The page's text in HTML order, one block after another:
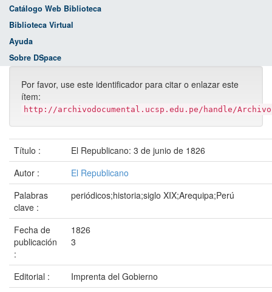
Catálogo Web Biblioteca
Biblioteca Virtual
Ayuda
Sobre DSpace
Por favor, use este identificador para citar o enlazar este
ítem:
http://archivodocumental.ucsp.edu.pe/handle/
Título :
El Republicano: 3 de junio de 1826
Autor :
El Republicano
Palabras
clave :
periódicos;historia;siglo XIX;Arequipa;Perú
Fecha de
publicación
:
1826
3
Editorial :
Imprenta del Gobierno